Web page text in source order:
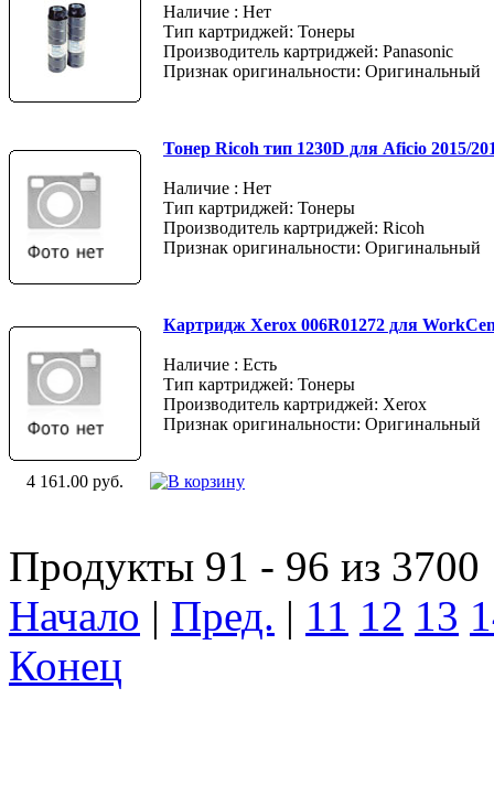
Наличие : Нет
Тип картриджей: Тонеры
Производитель картриджей: Panasonic
Признак оригинальности: Оригинальный
Тонер Ricoh тип 1230D для Aficio 2015/
Наличие : Нет
Тип картриджей: Тонеры
Производитель картриджей: Ricoh
Признак оригинальности: Оригинальный
Картридж Xerox 006R01272 для
Наличие : Есть
Тип картриджей: Тонеры
Производитель картриджей: Xerox
Признак оригинальности: Оригинальный
4 161.00 руб.
Продукты 91 - 96 из 3700
Начало | Пред. | 11 12 13
Конец